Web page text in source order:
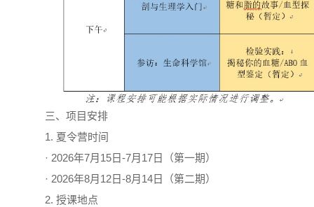
三、项目安排
1. 夏令营时间
· 2026年7月15日-7月17日（第一期）
· 2026年8月12日-8月14日（第二期）
2. 授课地点